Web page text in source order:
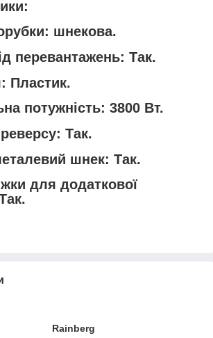
шнекова.
перевантажень: Так.
Пластик.
потужність: 3800 Вт.
Так.
шнек: Так.
для додаткової
Rainberg